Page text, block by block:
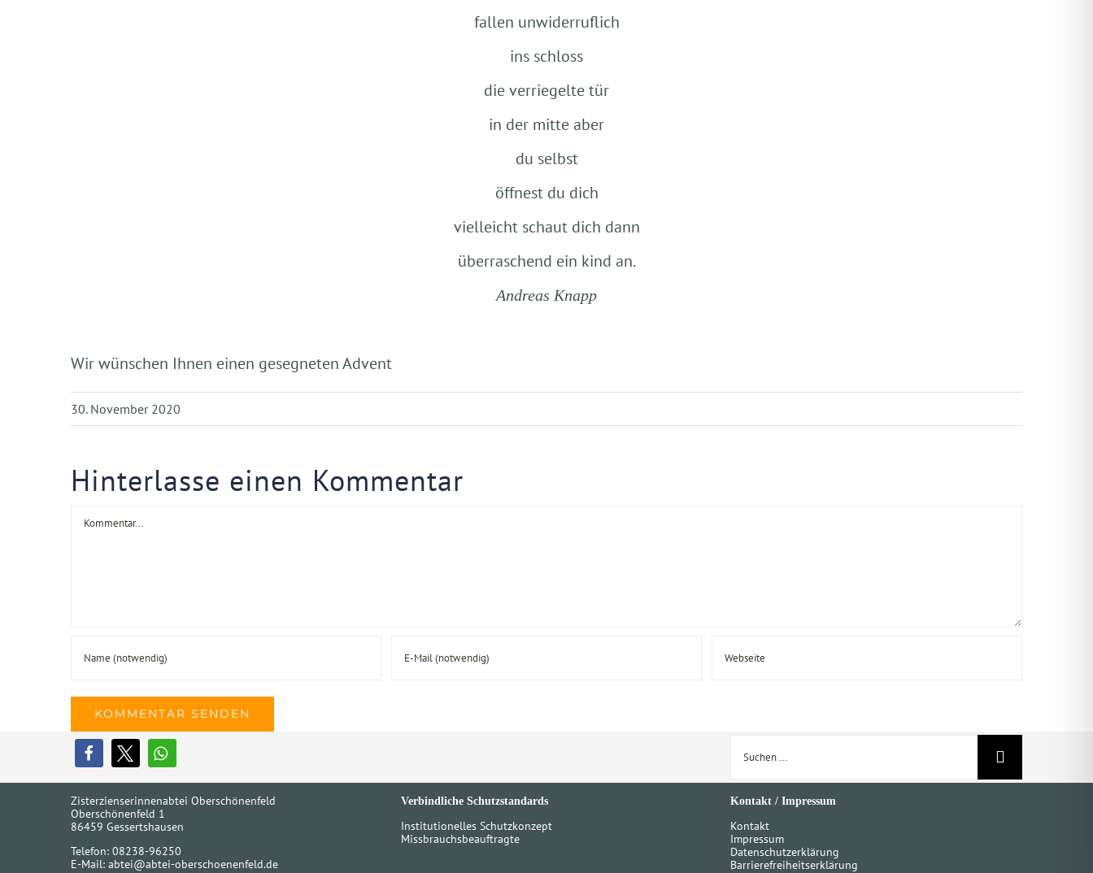
fallen unwiderruflich
ins schloss
die verriegelte tür
in der mitte aber
du selbst
öffnest du dich
vielleicht schaut dich dann
überraschend ein kind an.
Andreas Knapp
Wir wünschen Ihnen einen gesegneten Advent
30. November 2020
Hinterlasse einen Kommentar
Kommentar
Zisterzienserinnenabtei Oberschönenfeld
Oberschönenfeld 1
86459 Gessertshausen
Telefon: 08238-96250
E-Mail: abtei@abtei-oberschoenenfeld.de
Verbindliche Schutzstandards
Institutionelles Schutzkonzept
Missbrauchsbeauftragte
Kontakt / Impressum
Kontakt
Impressum
Datenschutzerklärung
Barrierefreiheitserklärung